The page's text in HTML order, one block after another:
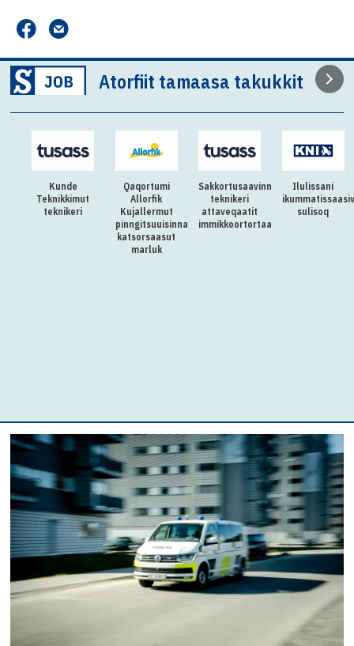
Atorfiit tamaasa takukkit
Kunde
Teknikkimut
teknikeri
Qaqortumi
Allorfik
Kujallermut
pinngitsuuisinnaajunnaarnermut
katsorsaasut
marluk
Sakkortusaavinni
teknikeri
attaveqaatit
immikkoortortaani
Ilulissani
sulisoq